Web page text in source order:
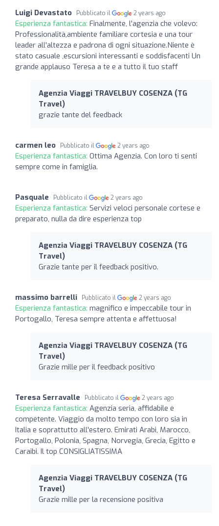
Luigi Devastato Pubblicato il 2 years ago
Esperienza fantastica: Finalmente, l'agenzia che volevo:
Professionalità,ambiente familiare cortesia e una tour
leader all'altezza e padrona di ogni situazione.Niente è
stato casuale ,escursioni interessanti e soddisfacenti Un
grande applauso Teresa a te e a tutto il tuo staff
Agenzia Viaggi TRAVELBUY COSENZA (TG
Travel)
grazie tante del feedback
carmen leo Pubblicato il 2 years ago
Esperienza fantastica: Ottima Agenzia. Con loro ti senti
sempre come in famiglia.
Pasquale Pubblicato il 2 years ago
Esperienza fantastica: Servizi veloci personale cortese e
preparato, nulla da dire esperienza top
Agenzia Viaggi TRAVELBUY COSENZA (TG
Travel)
Grazie tante per il feedback positivo.
massimo barrelli Pubblicato il 2 years ago
Esperienza fantastica: magnifico e impeccabile tour in
Portogallo, Teresa sempre attenta e affettuosa!
Agenzia Viaggi TRAVELBUY COSENZA (TG
Travel)
Grazie mille per il feedback positivo
Teresa Serravalle Pubblicato il 2 years ago
Esperienza fantastica: Agenzia seria, affidabile e
competente. Viaggio da molto tempo con loro sia in
Italia e soprattutto all'estero. Emirati Arabi, Marocco,
Portogallo, Polonia, Spagna, Norvegia, Grecia, Egitto e
Caraibi. Il top CONSIGLIATISSIMA
Agenzia Viaggi TRAVELBUY COSENZA (TG
Travel)
Grazie mille per la recensione positiva